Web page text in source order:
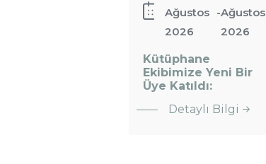
Ağustos
2026
-Ağustos
2026
Kütüphane
Ekibimize Yeni Bir
Üye Katıldı:
Detaylı Bilgi
:
Kütüphane